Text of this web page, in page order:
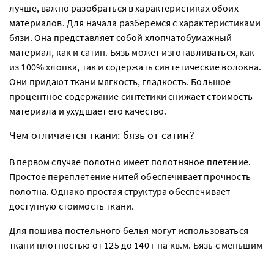
лучше, важно разобраться в характеристиках обоих
материалов. Для начала разберемся с характеристиками
бязи. Она представляет собой хлопчатобумажный
материал, как и сатин. Бязь может изготавливаться, как
из 100% хлопка, так и содержать синтетические волокна.
Они придают ткани мягкость, гладкость. Большое
процентное содержание синтетики снижает стоимость
материала и ухудшает его качество.
Чем отличается ткани: бязь от сатин?
В первом случае полотно имеет полотняное плетение.
Простое переплетение нитей обеспечивает прочность
полотна. Однако простая структура обеспечивает
доступную стоимость ткани.
Для пошива постельного белья могут использоваться
ткани плотностью от 125 до 140 г на кв.м. Бязь с меньшим